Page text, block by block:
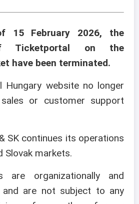
15 February 2026, the
Ticketportal on the
have been terminated.
Hungary website no longer
or customer support
SK continues its operations
Slovak markets.
are organizationally and
and are not subject to any